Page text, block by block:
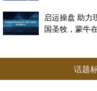
启运操盘 助力
国圣牧，蒙牛
话题